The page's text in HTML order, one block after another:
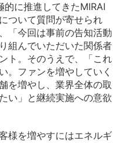
に推進してきたMIRAI
ついて質問が寄せられ
「今回は事前の告知活動
組んでいただいた関係者
ト。そのうえで、「これ
。ファンを増やしていく
を増やし、業界全体の取
い」と継続実施への意欲
様を増やすにはエネルギ